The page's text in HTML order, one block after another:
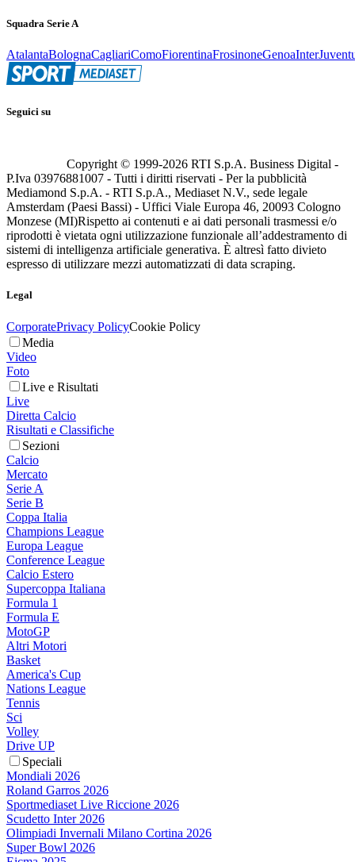
Squadra Serie A
AtalantaBolognaCagliariComoFiorentinaFrosinoneGenoaInter
Seguici su
Copyright © 1999-2026 RTI S.p.A. Business Digital -
P.Iva 03976881007 - Tutti i diritti riservati - Per la pubblicità
Mediamond S.p.A. - RTI S.p.A., Mediaset N.V., sede legale
Amsterdam (Paesi Bassi) - Uffici Viale Europa 46, 20093 Cologno
Monzese (MI)Rispetto ai contenuti e ai dati personali trasmessi e/o
riprodotti è vietata ogni utilizzazione funzionale all’addestramento di
sistemi di intelligenza artificiale generativa. È altresì fatto divieto
espresso di utilizzare mezzi automatizzati di data scraping.
Legal
CorporatePrivacy PolicyCookie Policy
Media
Video
Foto
Live e Risultati
Live
Diretta Calcio
Risultati e Classifiche
Sezioni
Calcio
Mercato
Serie A
Serie B
Coppa Italia
Champions League
Europa League
Conference League
Calcio Estero
Supercoppa Italiana
Formula 1
Formula E
MotoGP
Altri Motori
Basket
America's Cup
Nations League
Tennis
Sci
Volley
Drive UP
Speciali
Mondiali 2026
Roland Garros 2026
Sportmediaset Live Riccione 2026
Scudetto Inter 2026
Olimpiadi Invernali Milano Cortina 2026
Super Bowl 2026